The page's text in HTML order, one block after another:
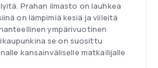
Prahan ilmasto on lauhkea
on lämpimiä kesiä ja viileitä
ympärivuotinen
se on suosittu
kansainväliselle matkailijalle